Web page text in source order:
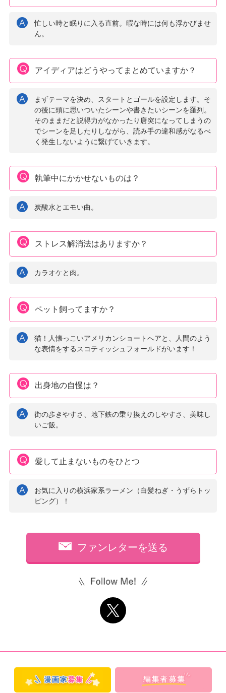
忙しい時と眠りに入る直前。暇な時には何も浮かびませ
ん。
アイディアはどうやってまとめていますか？
まずテーマを決め、スタートとゴールを設定します。そ
の後に頭に思いついたシーンや書きたいシーンを羅列。
そのままだと説得力がなかったり唐突になってしまうの
でシーンを足したりしながら、読み手の違和感がなるべ
く発生しないように繋げていきます。
執筆中にかかせないものは？
炭酸水とエモい曲。
ストレス解消法はありますか？
カラオケと肉。
ペット飼ってますか？
猫！人懐っこいアメリカンショートへアと、人間のよう
な表情をするスコティッシュフォールドがいます！
出身地の自慢は？
街の歩きやすさ、地下鉄の乗り換えのしやすさ、美味し
いご飯。
愛して止まないものをひとつ
お気に入りの横浜家系ラーメン（白髪ねぎ・うずらトッ
ピング）！
ファンレターを送る